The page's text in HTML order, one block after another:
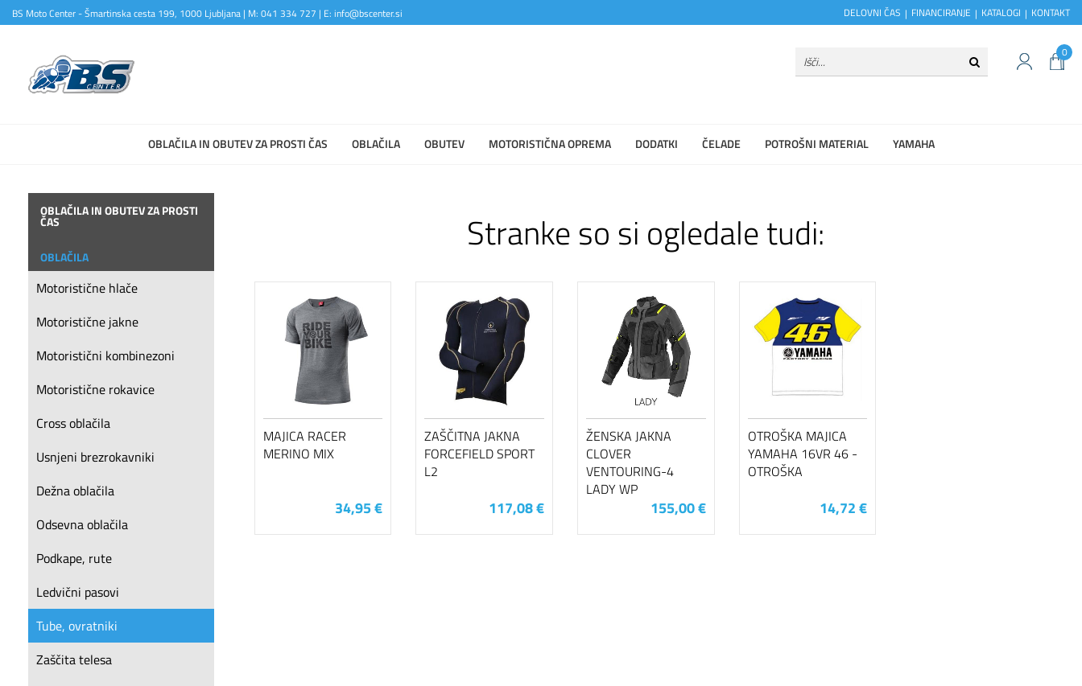
BS Moto Center - Šmartinska cesta 199, 1000 Ljubljana | M: 041 334 727 | E: info@bscenter.si DELOVNI ČAS FINANCIRANJE KATALOGI KONTAKT
0
OBLAČILA IN OBUTEV ZA PROSTI ČAS OBLAČILA OBUTEV MOTORISTIČNA OPREMA DODATKI ČELADE POTROŠNI MATERIAL YAMAHA
OBLAČILA IN OBUTEV ZA PROSTI
ČAS
OBLAČILA
Motoristične hlače
Motoristične jakne
Motoristični kombinezoni
Motoristične rokavice
Cross oblačila
Usnjeni brezrokavniki
Dežna oblačila
Odsevna oblačila
Podkape, rute
Ledvični pasovi
Tube, ovratniki
Zaščita telesa
Stranke so si ogledale tudi:
MAJICA RACER
MERINO MIX
34,95 €
ZAŠČITNA JAKNA
FORCEFIELD SPORT
L2
117,08 €
ŽENSKA JAKNA
CLOVER
VENTOURING-4
LADY WP
155,00 €
OTROŠKA MAJICA
YAMAHA 16VR 46 -
OTROŠKA
14,72 €